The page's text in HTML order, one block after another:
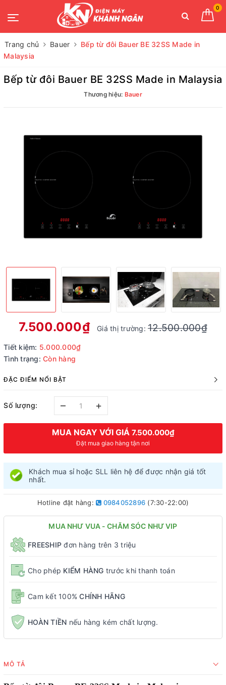
0
Trang chủ Bauer
Bếp từ đôi Bauer BE 32SS Made in
Malaysia
Bếp từ đôi Bauer BE 32SS Made in Malaysia
Thương hiệu: Bauer
7.500.000₫ Giá thị trường: 12.500.000₫
Tiết kiệm: 5.000.000₫
Tình trạng: Còn hàng
ĐẶC ĐIỂM NỔI BẬT
Số lượng: – +
MUA NGAY VỚI GIÁ 7.500.000₫
Đặt mua giao hàng tận nơi
Khách mua sỉ hoặc SLL liên hệ để được nhận giá tốt
nhất.
Hotline đặt hàng: 0984052896 (7:30-22:00)
MUA NHƯ VUA - CHĂM SÓC NHƯ VIP
FREESHIP đơn hàng trên 3 triệu
Cho phép KIỂM HÀNG trước khi thanh toán
Cam kết 100% CHÍNH HÃNG
HOÀN TIỀN nếu hàng kém chất lượng.
MÔ TẢ